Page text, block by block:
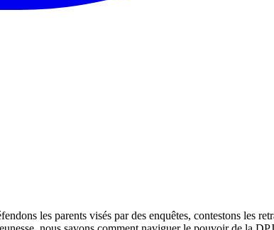
les parents visés par des enquêtes, contestons les